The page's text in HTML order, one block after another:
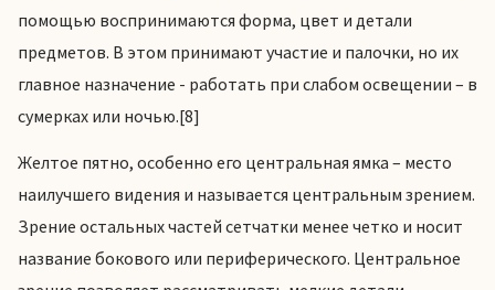
помощью воспринимаются форма, цвет и детали
предметов. В этом принимают участие и палочки, но их
главное назначение - работать при слабом освещении – в
сумерках или ночью.[8]
Желтое пятно, особенно его центральная ямка – место
наилучшего видения и называется центральным зрением.
Зрение остальных частей сетчатки менее четко и носит
название бокового или периферического. Центральное